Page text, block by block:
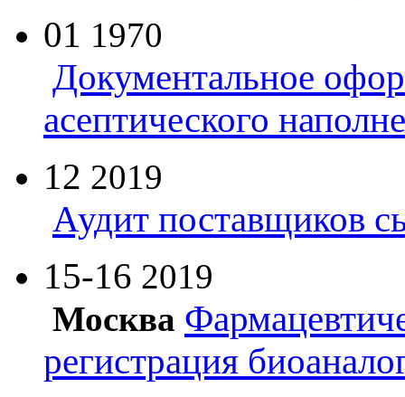
01 1970
Документальное
асептического
12 2019
Аудит поставщиков
15-16 2019
Москва
регистрация